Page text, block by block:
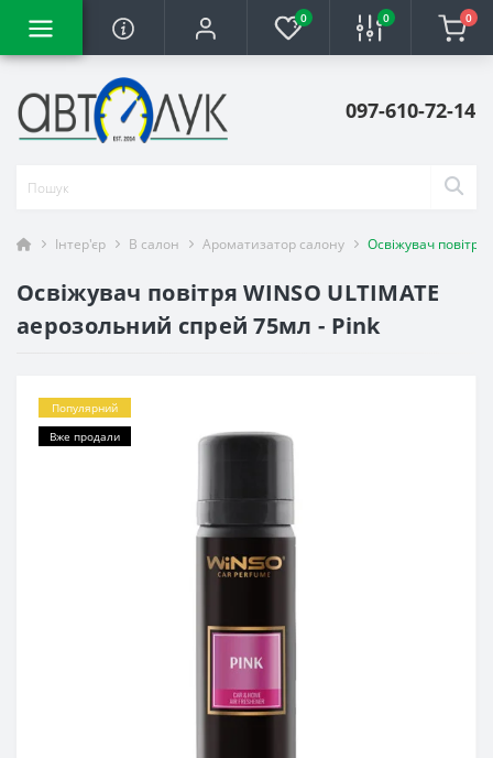
0 0 0
097-610-72-14
Інтер'єр В салон Ароматизатор салону Освіжувач
Освіжувач повітря WINSO ULTIMATE
аерозольний спрей 75мл - Pink
Популярний
Вже продали